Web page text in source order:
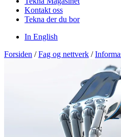
Kontakt oss
Tekna der du bor
In English
Forsiden / Fag og nettverk /